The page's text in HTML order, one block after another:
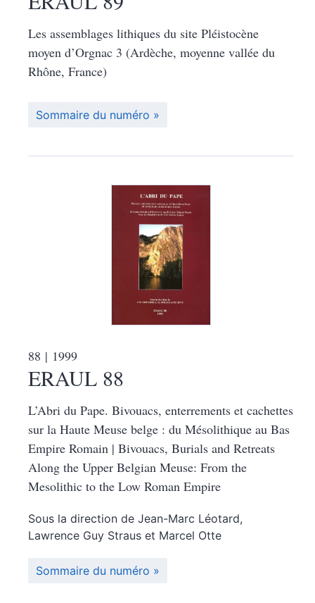
Les assemblages lithiques du site Pléistocène
moyen d’Orgnac 3 (Ardèche, moyenne vallée du
Rhône, France)
Sommaire du numéro
88 | 1999
ERAUL 88
L’Abri du Pape. Bivouacs, enterrements et cachettes
sur la Haute Meuse belge : du Mésolithique au Bas
Empire Romain | Bivouacs, Burials and Retreats
Along the Upper Belgian Meuse: From the
Mesolithic to the Low Roman Empire
Sous la direction de Jean-Marc Léotard,
Lawrence Guy Straus et Marcel Otte
Sommaire du numéro